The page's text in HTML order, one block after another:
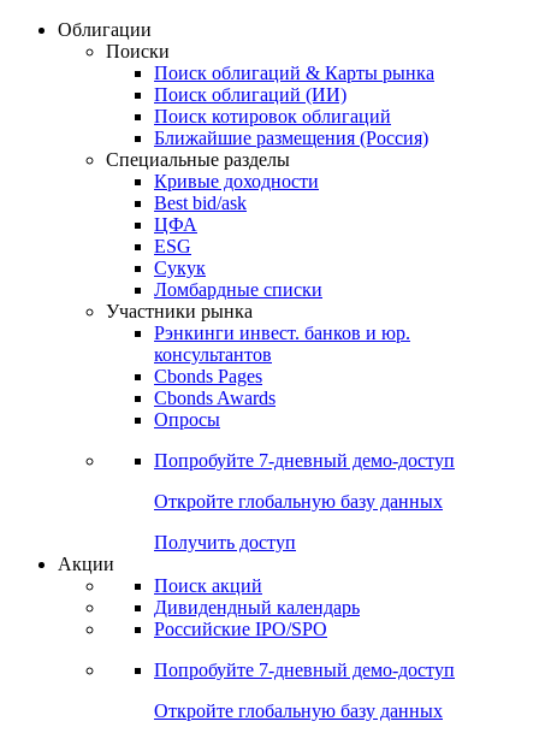
Облигации
Поиски
Поиск облигаций & Карты рынка
Поиск облигаций (ИИ)
Поиск котировок облигаций
Ближайшие размещения (Россия)
Специальные разделы
Кривые доходности
Best bid/ask
ЦФА
ESG
Сукук
Ломбардные списки
Участники рынка
Рэнкинги инвест. банков и юр.
консультантов
Cbonds Pages
Cbonds Awards
Опросы
Попробуйте 7-дневный демо-доступ
Откройте глобальную базу данных
Получить доступ
Акции
Поиск акций
Дивидендный календарь
Российские IPO/SPO
Попробуйте 7-дневный демо-доступ
Откройте глобальную базу данных